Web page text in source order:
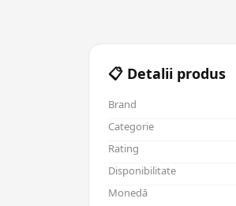
📋 Detalii produs
Brand
Categorie
Rating
Disponibilitate
Monedă